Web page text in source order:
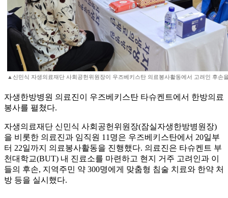
▲신민식 자생의료재단 사회공헌위원장이 우즈베키스탄 의료봉사활동에서 고려인 후손
자생한방병원 의료진이 우즈베키스탄 타슈켄트에서 한방의료
봉사를 펼쳤다.
자생의료재단 신민식 사회공헌위원장(잠실자생한방병원장)
을 비롯한 의료진과 임직원 11명은 우즈베키스탄에서 20일부
터 22일까지 의료봉사활동을 진행했다. 의료진은 타슈켄트 부
천대학교(BUT) 내 진료소를 마련하고 현지 거주 고려인과 이
들의 후손, 지역주민 약 300명에게 맞춤형 침술 치료와 한약 처
방 등을 실시했다.